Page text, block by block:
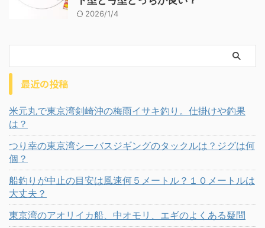
2026/1/4
最近の投稿
米元丸で東京湾剣崎沖の梅雨イサキ釣り。仕掛けや釣果
は？
つり幸の東京湾シーバスジギングのタックルは？ジグは何
個？
船釣りが中止の目安は風速何５メートル？１０メートルは
大丈夫？
東京湾のアオリイカ船、中オモリ、エギのよくある疑問